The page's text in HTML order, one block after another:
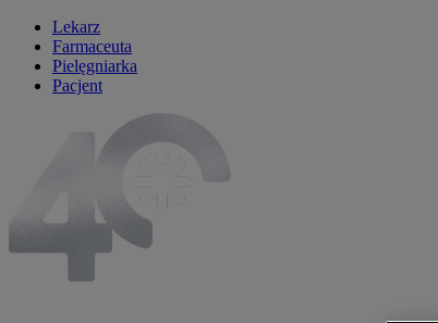
Lekarz
Farmaceuta
Pielęgniarka
Pacjent